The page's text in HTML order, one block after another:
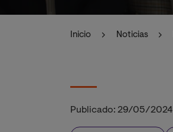
Inicio Noticias
Publicado: 29/05/2024